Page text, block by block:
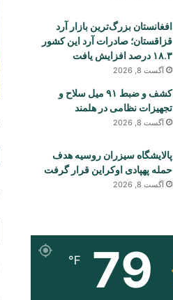
افغانستان بزرگ‌ترین بازار آرد
قزاقستان؛ صادرات آرد این کشور
۱۸.۳ درصد افزایش یافت
آگست 8, 2026
کشف و ضبط ۹۱ میل سلاح و
تجهیزات نظامی در هلمند
آگست 8, 2026
پالایشگاه سیزران روسیه هدف
حمله پهپادی اوکراین قرار گرفت
آگست 8, 2026
79
℉